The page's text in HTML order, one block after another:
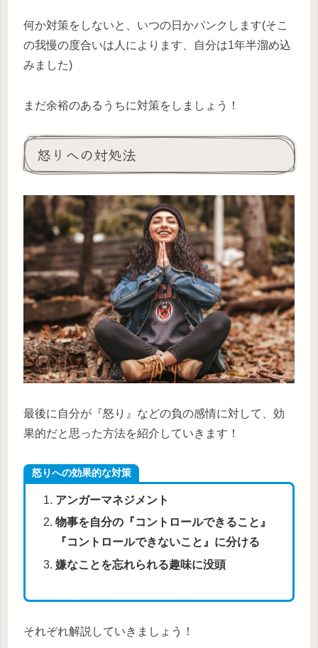
何か対策をしないと、いつの日かパンクします(そこ
の我慢の度合いは人によります、自分は1年半溜め込
みました)
まだ余裕のあるうちに対策をしましょう！
怒りへの対処法
最後に自分が『怒り』などの負の感情に対して、効
果的だと思った方法を紹介していきます！
怒りへの効果的な対策
アンガーマネジメント
物事を自分の『コントロールできること』
『コントロールできないこと』に分ける
嫌なことを忘れられる趣味に没頭
それぞれ解説していきましょう！